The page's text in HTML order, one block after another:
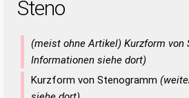
Steno
(meist ohne Artikel) Kurzform von
Informationen siehe dort)
Kurzform von Stenogramm